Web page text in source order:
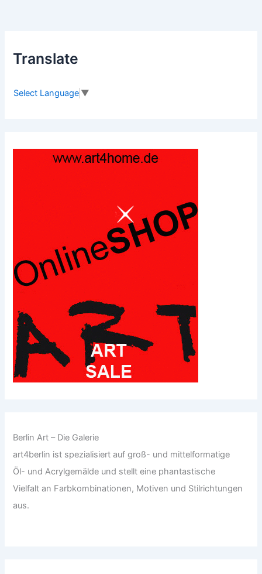
Translate
Select Language ▼
Berlin Art – Die Galerie
art4berlin ist spezialisiert auf groß- und mittelformatige
Öl- und Acrylgemälde und stellt eine phantastische
Vielfalt an Farbkombinationen, Motiven und Stilrichtungen
aus.